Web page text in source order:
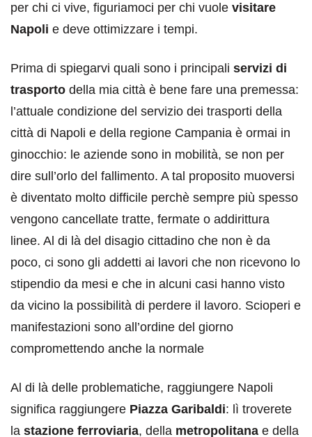
per chi ci vive, figuriamoci per chi vuole visitare
Napoli e deve ottimizzare i tempi.
Prima di spiegarvi quali sono i principali servizi di
trasporto della mia città è bene fare una premessa:
l’attuale condizione del servizio dei trasporti della
città di Napoli e della regione Campania è ormai in
ginocchio: le aziende sono in mobilità, se non per
dire sull’orlo del fallimento. A tal proposito muoversi
è diventato molto difficile perchè sempre più spesso
vengono cancellate tratte, fermate o addirittura
linee. Al di là del disagio cittadino che non è da
poco, ci sono gli addetti ai lavori che non ricevono lo
stipendio da mesi e che in alcuni casi hanno visto
da vicino la possibilità di perdere il lavoro. Scioperi e
manifestazioni sono all’ordine del giorno
compromettendo anche la normale
Al di là delle problematiche, raggiungere Napoli
significa raggiungere Piazza Garibaldi: lì troverete
la stazione ferroviaria, della metropolitana e della